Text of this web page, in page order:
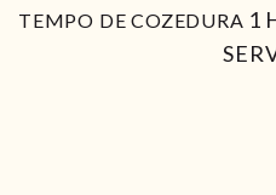
TEMPO DE COZEDURA 1